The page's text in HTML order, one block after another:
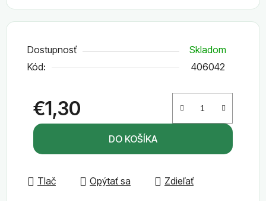
Dostupnosť
Skladom
Kód:
406042
€1,30
Jednotková cena:
DO KOŠÍKA
Tlač Opýtať sa Zdieľať